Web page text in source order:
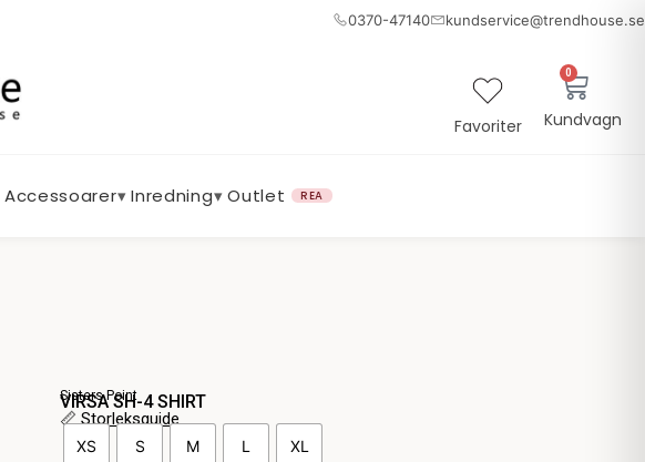
0370-47140 kundservice@trendhouse.se
Favoriter
0
Kundvagn
Accessoarer▾ Inredning▾ Outlet REA
Sisters Point
VIRSA SH-4 SHIRT
📏Storleksguide
XS S M L XL
VIRSA
SH-